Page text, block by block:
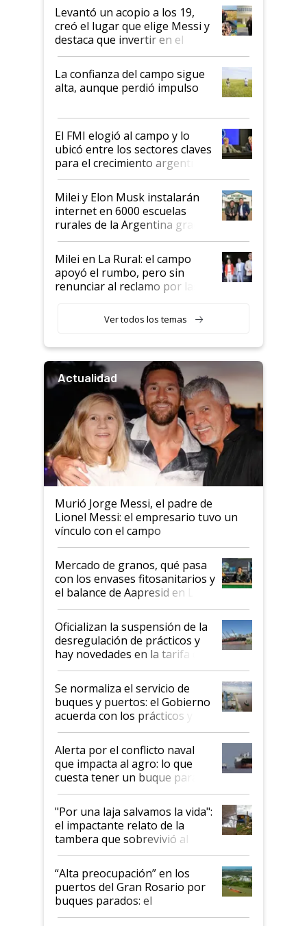
Levantó un acopio a los 19,
creó el lugar que elige Messi y
destaca que invertir en el
kirchnerismo era como "darle
plata a un hijo para droga":
Juan Félix Rossetti, el libertario
que de una dura crisis salió
de Milei
La confianza del campo sigue
alta, aunque perdió impulso
El FMI elogió al campo y lo
ubicó entre los sectores claves
para el crecimiento argentino
Milei y Elon Musk instalarán
internet en 6000 escuelas
rurales de la Argentina gracias
a un acuerdo con Starlink
Milei en La Rural: el campo
apoyó el rumbo, pero sin
renunciar al reclamo por las
Ver todos los temas
Actualidad
Murió Jorge Messi, el padre de
Lionel Messi: el empresario tuvo un
vínculo con el campo
Mercado de granos, qué pasa
con los envases fitosanitarios y
el balance de Aapresid en La
Posta
Oficializan la suspensión de la
desregulación de prácticos y
hay novedades en la tarifa de
la hidrovía
Se normaliza el servicio de
buques y puertos: el Gobierno
acuerda con los prácticos y
suspende el decreto de
desregulación
Alerta por el conflicto naval
que impacta al agro: lo que
cuesta tener un buque parado
y el peligro de que Argentina
pase a ser "país sucio"
"Por una laja salvamos la vida":
el impactante relato de la
tambera que sobrevivió al
tornado
“Alta preocupación” en los
puertos del Gran Rosario por
buques parados: el
funcionamiento de las